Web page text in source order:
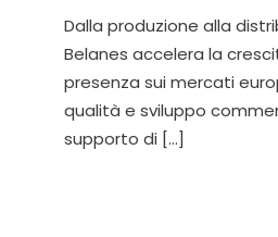
Dalla produzione alla
Belanes accelera la
presenza sui mercati
qualità e sviluppo
supporto di […]